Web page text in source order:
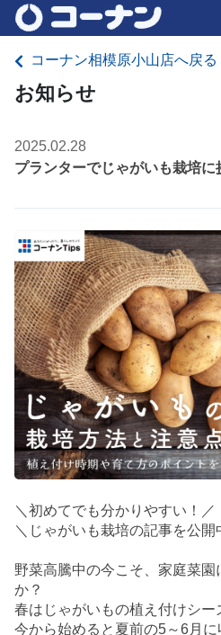
コーナン相模原小山店へ戻る
お知らせ
2025.02.28
プランターでじゃがいも栽培に
＼初めてでも分かりやすい！／
＼じゃがいも栽培の記事を公開
野菜高騰中の今こそ、家庭菜
か？
春はじゃがいもの植え付けシー
今から始めると夏前の5～6月